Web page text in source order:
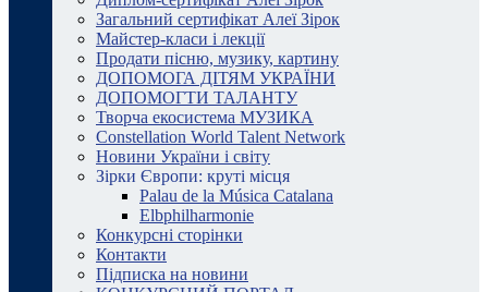
Загальний сертифікат Алеї Зірок
Майстер-класи і лекції
Продати пісню, музику, картину
ДОПОМОГА ДІТЯМ УКРАЇНИ
ДОПОМОГТИ ТАЛАНТУ
Творча екосистема МУЗИКА
Constellation World Talent Network
Новини України і світу
Зірки Європи: круті місця
Palau de la Música Catalana
Elbphilharmonie
Конкурсні сторінки
Контакти
Підписка на новини